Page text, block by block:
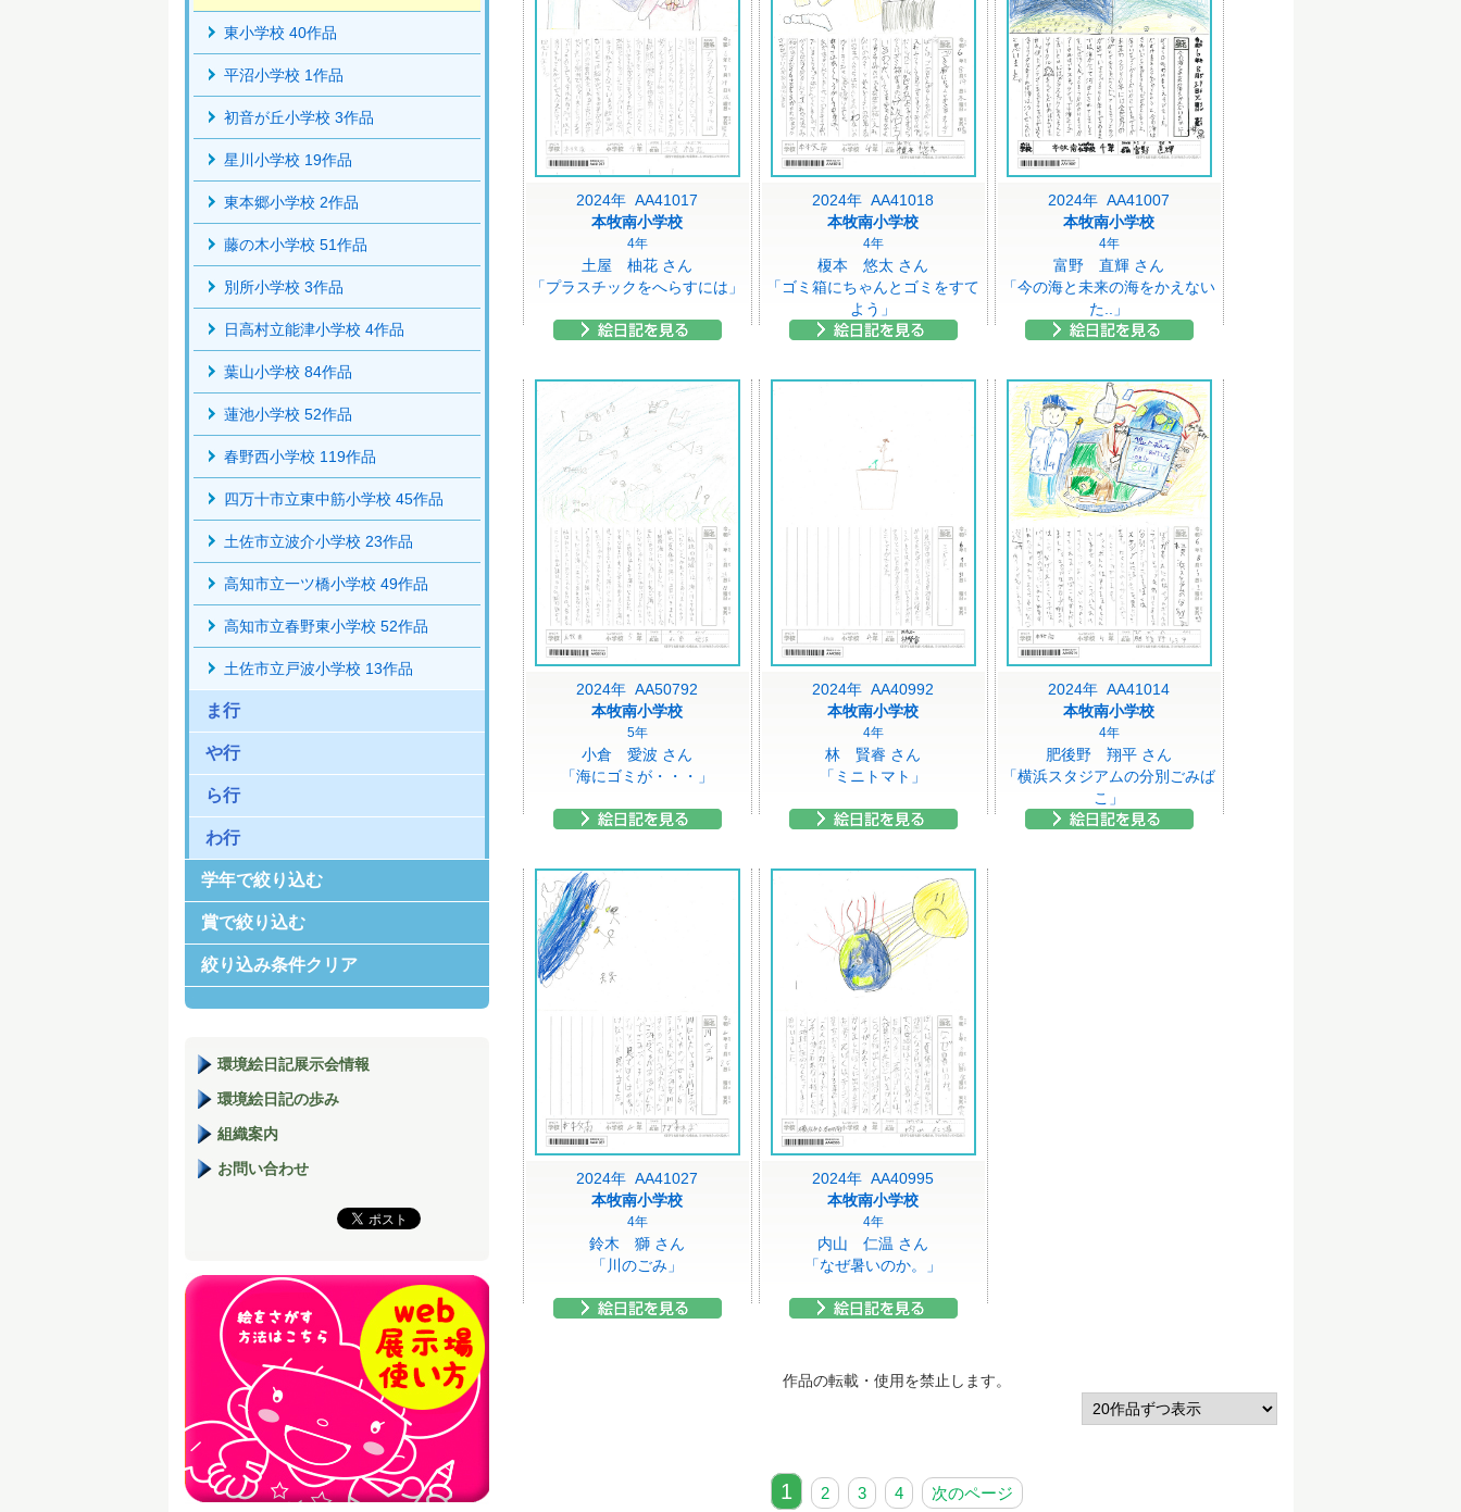
2024年 AA41017
本牧南小学校
4年
土屋 柚花 さん
「プラスチックをへらすには」
2024年 AA41018
本牧南小学校
4年
榎本 悠太 さん
「ゴミ箱にちゃんとゴミをすて
よう」
2024年 AA41007
本牧南小学校
4年
富野 直輝 さん
「今の海と未来の海をかえない
た..」
2024年 AA50792
本牧南小学校
5年
小倉 愛波 さん
「海にゴミが・・・」
2024年 AA40992
本牧南小学校
4年
林 賢睿 さん
「ミニトマト」
2024年 AA41014
本牧南小学校
4年
肥後野 翔平 さん
「横浜スタジアムの分別ごみば
こ」
2024年 AA41027
本牧南小学校
4年
鈴木 獅 さん
「川のごみ」
2024年 AA40995
本牧南小学校
4年
内山 仁温 さん
「なぜ暑いのか。」
作品の転載・使用を禁止します。
1 2 3 4 次のページ
東小学校 40作品
平沼小学校 1作品
初音が丘小学校 3作品
星川小学校 19作品
東本郷小学校 2作品
藤の木小学校 51作品
別所小学校 3作品
日高村立能津小学校 4作品
葉山小学校 84作品
蓮池小学校 52作品
春野西小学校 119作品
四万十市立東中筋小学校 45作品
土佐市立波介小学校 23作品
高知市立一ツ橋小学校 49作品
高知市立春野東小学校 52作品
土佐市立戸波小学校 13作品
ま行
や行
ら行
わ行
学年で絞り込む
賞で絞り込む
絞り込み条件クリア
環境絵日記展示会情報
環境絵日記の歩み
組織案内
お問い合わせ